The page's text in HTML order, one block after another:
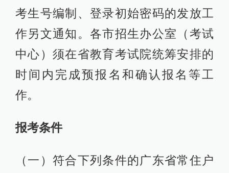
考生号编制、登录初始密码的发放工
作另文通知。各市招生办公室（考试
中心）须在省教育考试院统筹安排的
时间内完成预报名和确认报名等工
作。
报考条件
（一）符合下列条件的广东省常住户